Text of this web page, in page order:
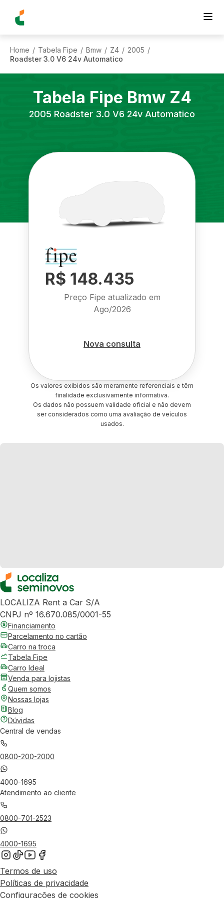
Home / Tabela Fipe / Bmw / Z4 / 2005 /
Roadster 3.0 V6 24v Automatico
Tabela Fipe Bmw Z4
2005 Roadster 3.0 V6 24v Automatico
R$ 148.435
Preço Fipe atualizado em
Ago/2026
Nova consulta
Os valores exibidos são meramente referenciais e têm
finalidade exclusivamente informativa.
Os dados não possuem validade oficial e não devem
ser considerados como uma avaliação de veículos
usados.
LOCALIZA Rent a Car S/A
CNPJ nº 16.670.085/0001-55
Financiamento
Parcelamento no cartão
Carro na troca
Tabela Fipe
Carro Ideal
Venda para lojistas
Quem somos
Nossas lojas
Blog
Dúvidas
Central de vendas
0800-200-2000
4000-1695
Atendimento ao cliente
0800-701-2523
4000-1695
Termos de uso
Políticas de privacidade
Configurações de cookies